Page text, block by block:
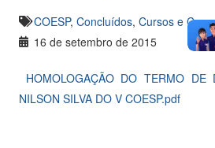
COESP, Concluídos, Cursos e
16 de setembro de 2015
HOMOLOGAÇÃO DO TERMO DE
NILSON SILVA DO V COESP.pdf